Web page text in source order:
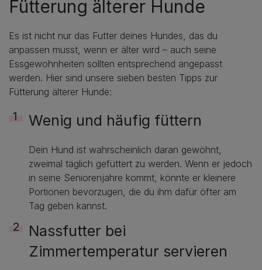
Fütterung älterer Hunde
Es ist nicht nur das Futter deines Hundes, das du
anpassen musst, wenn er älter wird – auch seine
Essgewohnheiten sollten entsprechend angepasst
werden. Hier sind unsere sieben besten Tipps zur
Fütterung älterer Hunde:
Wenig und häufig füttern
Dein Hund ist wahrscheinlich daran gewöhnt,
zweimal täglich gefüttert zu werden. Wenn er jedoch
in seine Seniorenjahre kommt, könnte er kleinere
Portionen bevorzugen, die du ihm dafür öfter am
Tag geben kannst.
Nassfutter bei
Zimmertemperatur servieren